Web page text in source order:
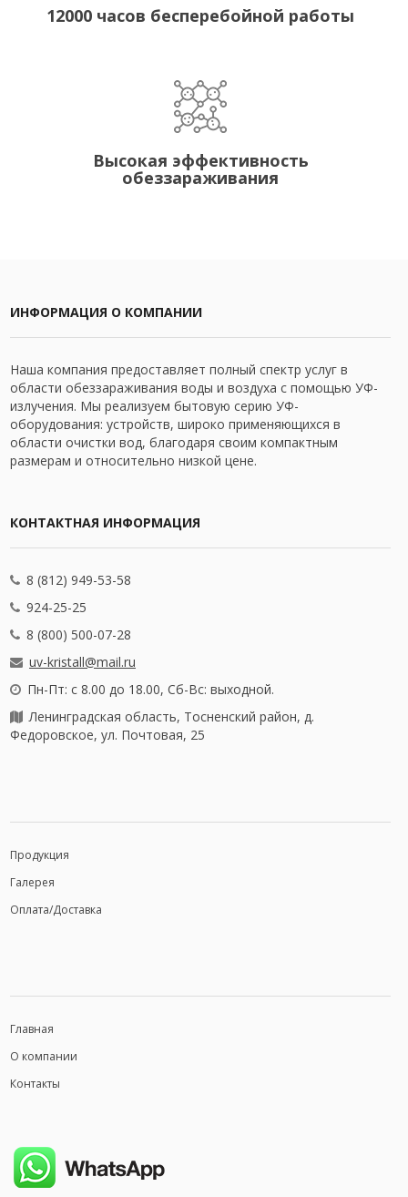
12000 часов бесперебойной работы
Высокая эффективность
обеззараживания
ИНФОРМАЦИЯ О КОМПАНИИ
Наша компания предоставляет полный спектр услуг в
области обеззараживания воды и воздуха с помощью УФ-
излучения. Мы реализуем бытовую серию УФ-
оборудования: устройств, широко применяющихся в
области очистки вод, благодаря своим компактным
размерам и относительно низкой цене.
КОНТАКТНАЯ ИНФОРМАЦИЯ
8 (812) 949-53-58
924-25-25
8 (800) 500-07-28
uv-kristall@mail.ru
Пн-Пт: с 8.00 до 18.00, Сб-Вс: выходной.
Ленинградская область, Тосненский район, д.
Федоровское, ул. Почтовая, 25
Продукция
Галерея
Оплата/Доставка
Главная
О компании
Контакты